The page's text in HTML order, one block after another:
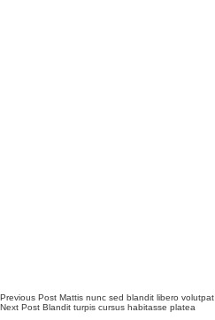
Previous Post Mattis nunc sed blandit libero volutpat
Next Post Blandit turpis cursus habitasse platea